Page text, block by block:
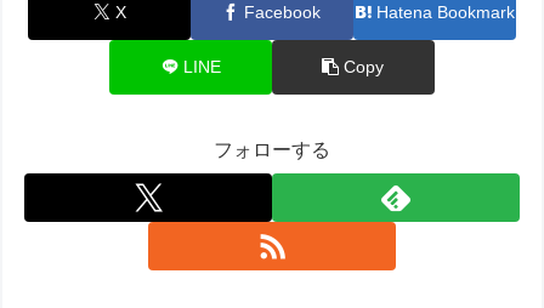
X Facebook Hatena Bookmark
LINE Copy
フォローする